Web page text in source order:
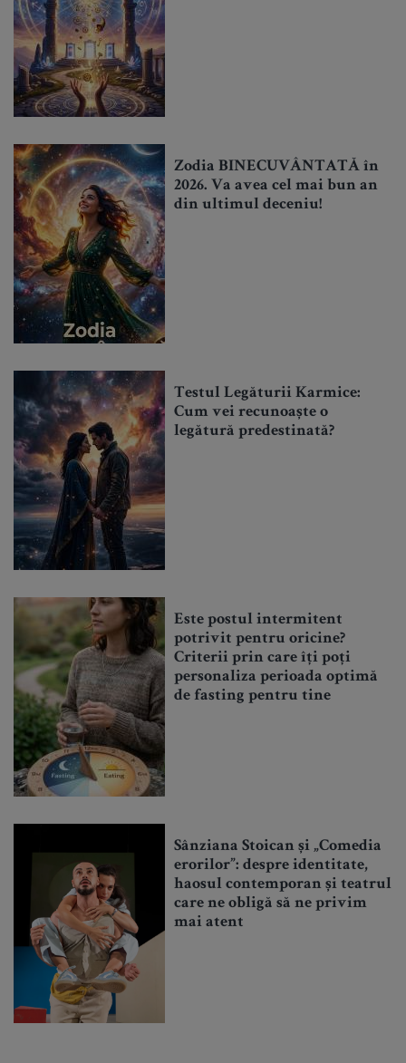
Zodia BINECUVÂNTATĂ în
2026. Va avea cel mai bun an
din ultimul deceniu!
Testul Legăturii Karmice:
Cum vei recunoaște o
legătură predestinată?
Este postul intermitent
potrivit pentru oricine?
Criterii prin care îți poți
personaliza perioada optimă
de fasting pentru tine
Sânziana Stoican și „Comedia
erorilor”: despre identitate,
haosul contemporan și teatrul
care ne obligă să ne privim
mai atent